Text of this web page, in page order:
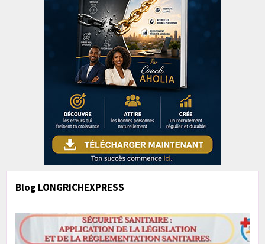
Blog LONGRICHEXPRESS